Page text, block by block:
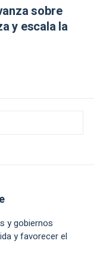
sobre
y escala la
y gobiernos
y favorecer el